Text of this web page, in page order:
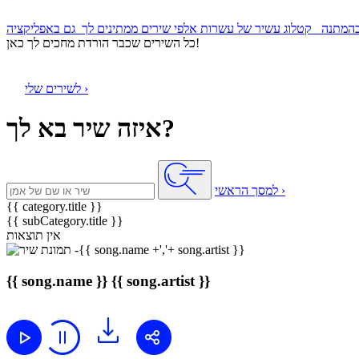
כל השירים שכבר הורדת מחכים לך כאן!
לשירים שלי ›
איזה שיר בא לך?
למסך הראשי ›
{{ category.title }}
{{ subCategory.title }}
אין תוצאות
{{ song.name }} {{ song.artist }}